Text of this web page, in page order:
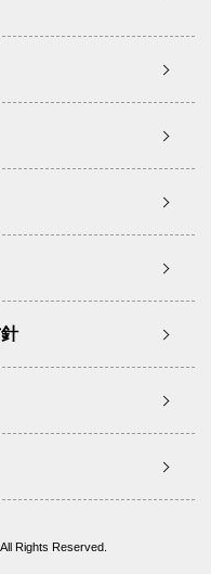
Rights Reserved.